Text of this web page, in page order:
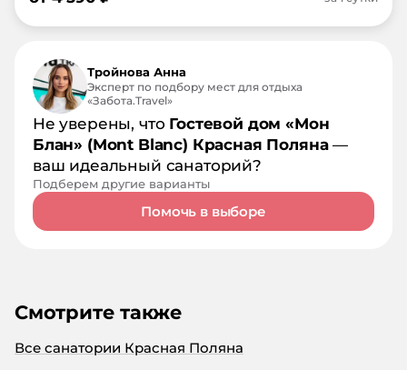
Тройнова Анна
Эксперт по подбору мест для отдыха
«Забота.Travel»
Не уверены, что Гостевой дом «Мон
Блан» (Mont Blanc) Красная Поляна—
ваш идеальный санаторий?
Подберем другие варианты
Помочь в выборе
Смотрите также
Все санатории Красная Поляна